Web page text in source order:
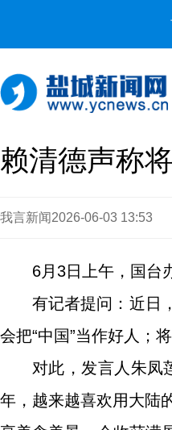
赖清德声称
我言新闻 2026-06-03 13:53
6月3日上午，国台
有记者提问：近日
会把“中国”当作好人；
对此，发言人朱凤
年，越来越喜欢用大陆